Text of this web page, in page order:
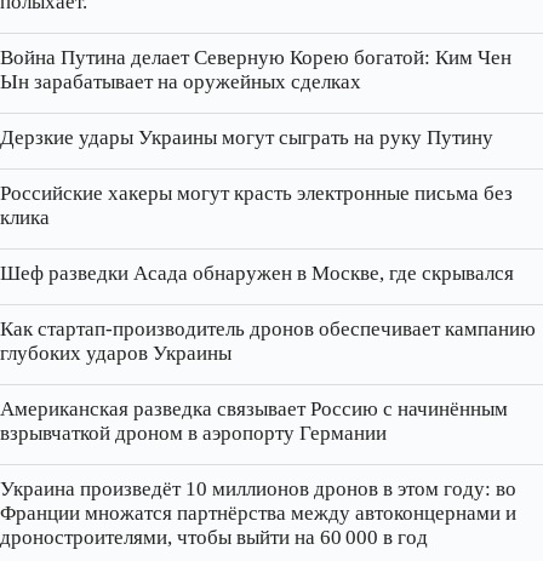
Война Путина делает Северную Корею богатой: Ким Чен
Ын зарабатывает на оружейных сделках
Дерзкие удары Украины могут сыграть на руку Путину
Российские хакеры могут красть электронные письма без
клика
Шеф разведки Асада обнаружен в Москве, где скрывался
Как стартап‑производитель дронов обеспечивает кампанию
глубоких ударов Украины
Американская разведка связывает Россию с начинённым
взрывчаткой дроном в аэропорту Германии
Украина произведёт 10 миллионов дронов в этом году: во
Франции множатся партнёрства между автоконцернами и
дроностроителями, чтобы выйти на 60 000 в год